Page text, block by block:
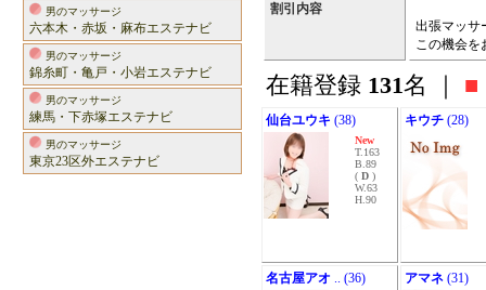
男のマッサージ
六本木・赤坂・麻布エステナビ
男のマッサージ
錦糸町・亀戸・小岩エステナビ
男のマッサージ
練馬・下赤塚エステナビ
男のマッサージ
東京23区外エステナビ
割引内容
出張マッサ
この機会を
在籍登録 131名 ｜ ■
仙台ユウキ (38)
New
T.163
B.89
( D )
W.63
H.90
キウチ (28)
名古屋アオ .. (36) アマネ (31)